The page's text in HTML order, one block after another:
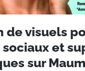
de visuels
sociaux et
sur